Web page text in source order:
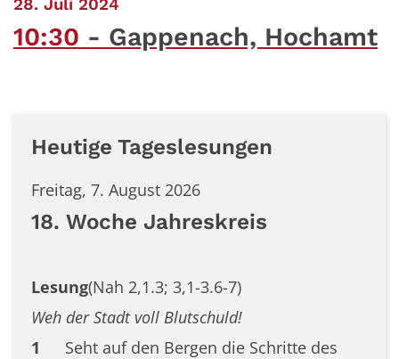
28. Juli 2024
10:30 Gappenach, Hochamt
Heutige Tageslesungen
Freitag, 7. August 2026
18. Woche Jahreskreis
Lesung(Nah 2,1.3; 3,1-3.6-7)
Weh der Stadt voll Blutschuld!
1
Seht auf den Bergen die Schritte des